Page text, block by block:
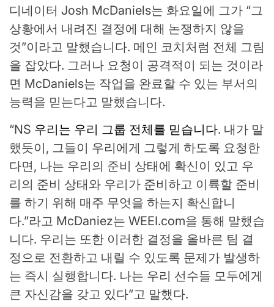
디네이터 Josh McDaniels는 화요일에 그가 “그
상황에서 내려진 결정에 대해 논쟁하지 않을
것”이라고 말했습니다. 메인 코치처럼 전체 그림
을 잡았다. 그러나 요청이 공격적이 되는 것이라
면 McDaniels는 작업을 완료할 수 있는 부서의
능력을 믿는다고 말했습니다.
“NS 우리는 우리 그룹 전체를 믿습니다. 내가 말
했듯이, 그들이 우리에게 그렇게 하도록 요청한
다면, 나는 우리의 준비 상태에 확신이 있고 우
리의 준비 상태와 우리가 준비하고 이륙할 준비
를 하기 위해 매주 무엇을 하는지 확신합니
다.”라고 McDaniez는 WEEI.com을 통해 말했습
니다. 우리는 또한 이러한 결정을 올바른 팀 결
정으로 전환하고 내릴 수 있도록 문제가 발생하
는 즉시 실행합니다. 나는 우리 선수들 모두에게
큰 자신감을 갖고 있다”고 말했다.